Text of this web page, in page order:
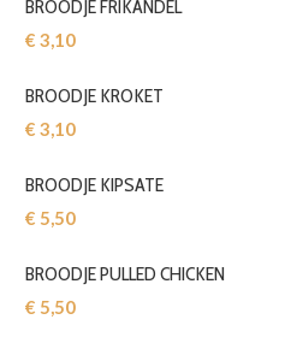
BROODJE FRIKANDEL
€ 3,10‎
BROODJE KROKET
€ 3,10‎
BROODJE KIPSATE
€ 5,50‎
BROODJE PULLED CHICKEN
€ 5,50‎